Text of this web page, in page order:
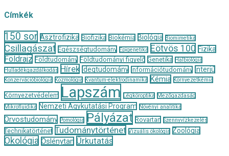
Címkék
150 sor Asztrofizika Biofizika Biokémia Biológia Biomimetika
Csillagászat Egészségtudomány Epigenetika Eötvös 100 Fizika
Földrajz Földtudomány Földtudományi figyelő Genetika
Halbiológia
Hulladékgazdálkodás
Hírek Idegtudomány Információtudomány Interjú
Konzervációbiológia Kozmológia Kvantum-elektrodinamika Kémia Környezetkémia
Környezetvédelem Lapszám Légköroptika
Mezőgazdaság
Mikrofluidika
Nemzeti Agykutatási Program Növényi analitika
Orvostudomány Pomológia Pályázat Rovartan Szennyvízkezelés
Technikatörténet Tudománytörténet Vizuális ökológia Zoológia
Ökológia Őslénytan Űrkutatás